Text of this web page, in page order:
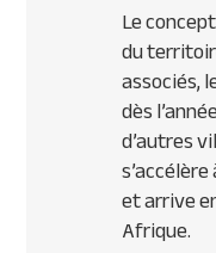
Le
du
associés,
dès
d’autres
et arrive
Afrique.